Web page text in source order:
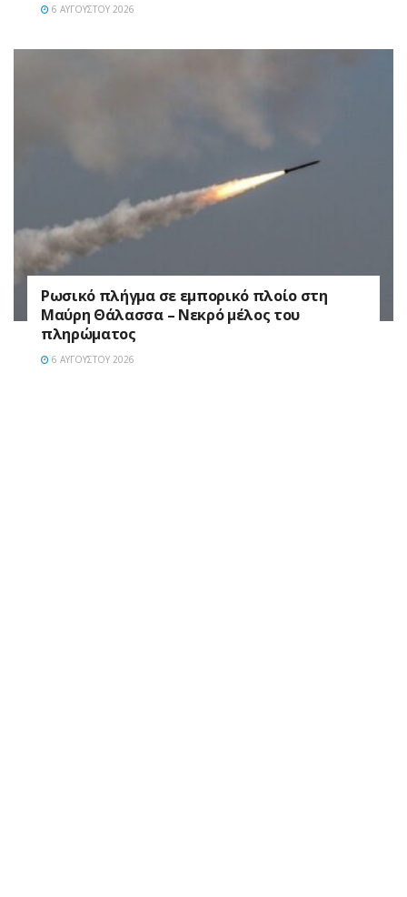
6 ΑΥΓΟΎΣΤΟΥ 2026
Ρωσικό πλήγμα σε εμπορικό πλοίο στη
Μαύρη Θάλασσα – Νεκρό μέλος του
πληρώματος
6 ΑΥΓΟΎΣΤΟΥ 2026